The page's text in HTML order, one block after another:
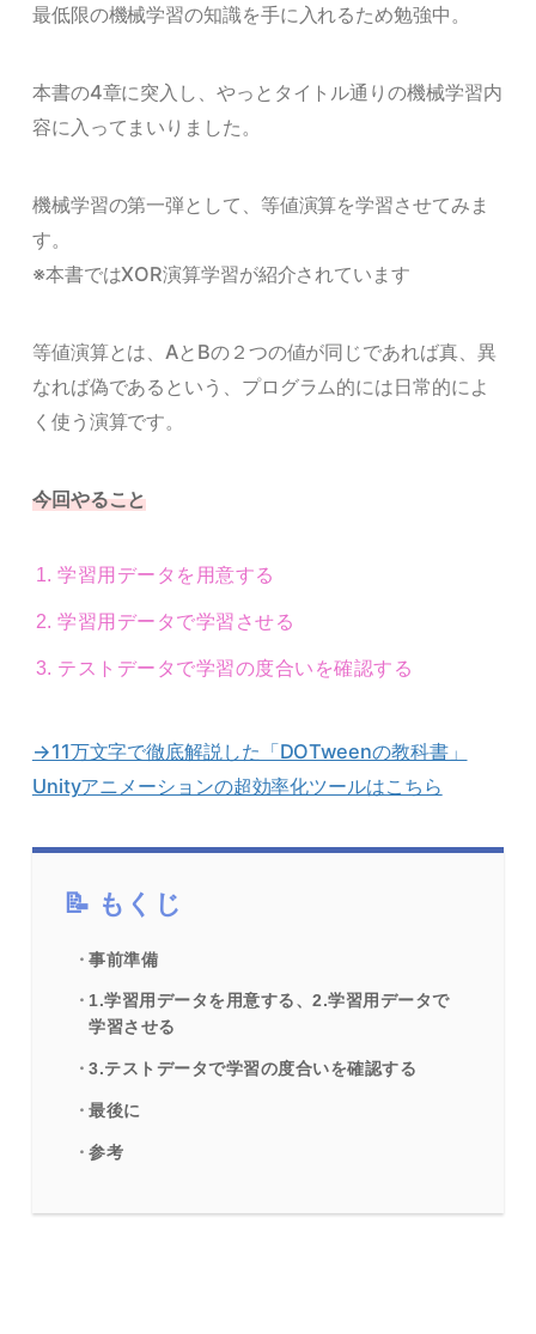
最低限の機械学習の知識を手に入れるため勉強中。
本書の4章に突入し、やっとタイトル通りの機械学習内
容に入ってまいりました。
機械学習の第一弾として、等値演算を学習させてみま
す。
※本書ではXOR演算学習が紹介されています
等値演算とは、AとBの２つの値が同じであれば真、異
なれば偽であるという、プログラム的には日常的によ
く使う演算です。
今回やること
学習用データを用意する
学習用データで学習させる
テストデータで学習の度合いを確認する
→11万文字で徹底解説した「DOTweenの教科書」
Unityアニメーションの超効率化ツールはこちら
もくじ
事前準備
1.学習用データを用意する、2.学習用データで
学習させる
3.テストデータで学習の度合いを確認する
最後に
参考